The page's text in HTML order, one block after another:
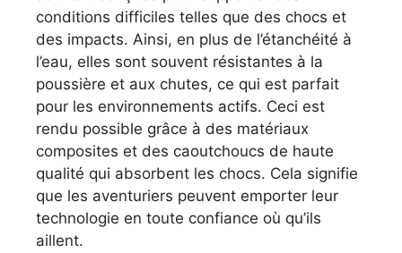
conditions difficiles telles que des chocs et
des impacts. Ainsi, en plus de l’étanchéité à
l’eau, elles sont souvent résistantes à la
poussière et aux chutes, ce qui est parfait
pour les environnements actifs. Ceci est
rendu possible grâce à des matériaux
composites et des caoutchoucs de haute
qualité qui absorbent les chocs. Cela signifie
que les aventuriers peuvent emporter leur
technologie en toute confiance où qu’ils
aillent.